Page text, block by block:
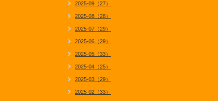
2025-09（27）
2025-08（28）
2025-07（29）
2025-06（29）
2025-05（33）
2025-04（25）
2025-03（29）
2025-02（33）